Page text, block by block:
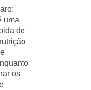
uma
de
os